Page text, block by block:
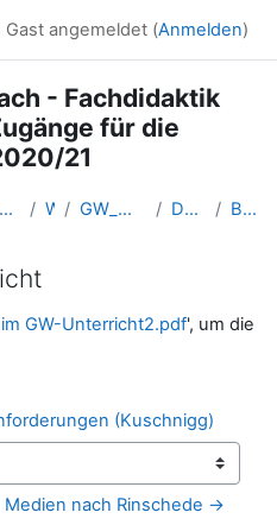
Gast angemeldet (Anmelden)
- Fachdidaktik
für die
21
ARCHIV - Lehrveranstaltungen am Standort Linz - seit 2016 WS_2020/21 GW_Wahlfach_MethodikMittelschule_2020ws Do. 15.10.2020 (Kuschnigg) Bilder im GW Unterricht
GW-Unterricht2.pdf', um die
(Kuschnigg)
Medien nach Rinschede →